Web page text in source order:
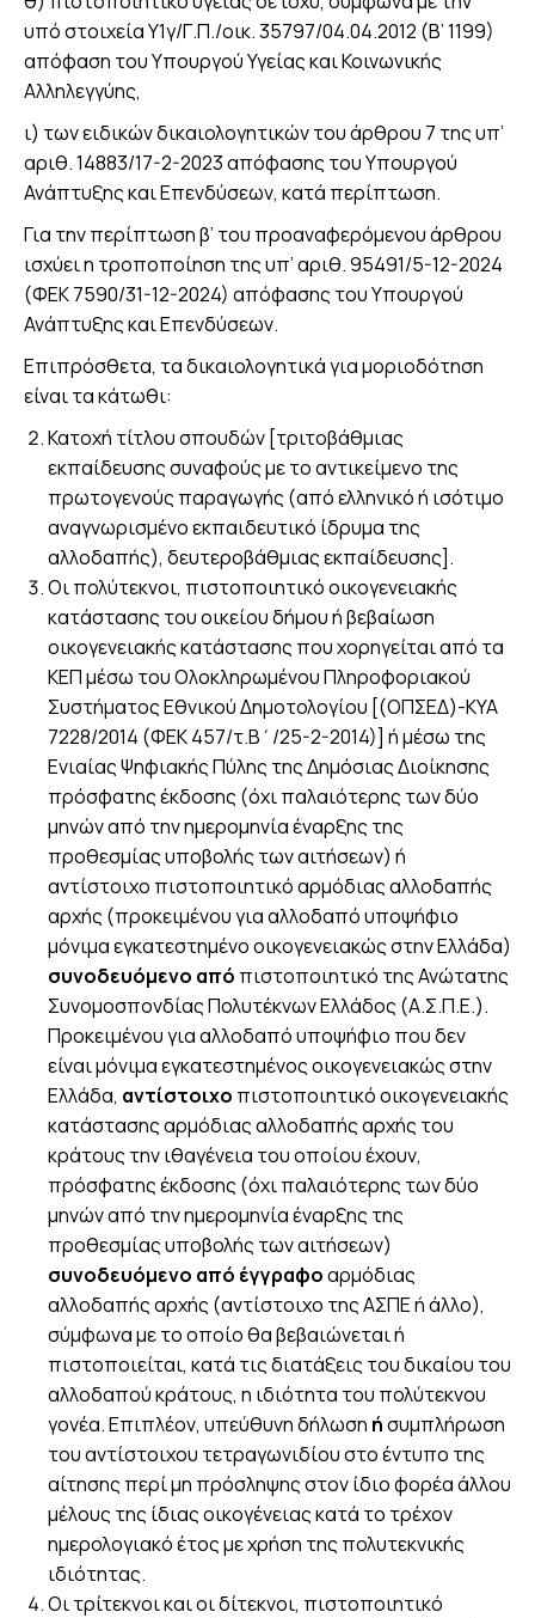
υπό στοιχεία Υ1γ/Γ.Π./οικ. 35797/04.04.2012 (Β’ 1199)
απόφαση του Υπουργού Υγείας και Κοινωνικής
Αλληλεγγύης,
ι) των ειδικών δικαιολογητικών του άρθρου 7 της υπ’
αριθ. 14883/17-2-2023 απόφασης του Υπουργού
Ανάπτυξης και Επενδύσεων, κατά περίπτωση.
Για την περίπτωση β’ του προαναφερόμενου άρθρου
ισχύει η τροποποίηση της υπ’ αριθ. 95491/5-12-2024
(ΦΕΚ 7590/31-12-2024) απόφασης του Υπουργού
Ανάπτυξης και Επενδύσεων.
Επιπρόσθετα, τα δικαιολογητικά για μοριοδότηση
είναι τα κάτωθι:
Κατοχή τίτλου σπουδών [τριτοβάθμιας
εκπαίδευσης συναφούς με το αντικείμενο της
πρωτογενούς παραγωγής (από ελληνικό ή ισότιμο
αναγνωρισμένο εκπαιδευτικό ίδρυμα της
αλλοδαπής), δευτεροβάθμιας εκπαίδευσης].
Οι πολύτεκνοι, πιστοποιητικό οικογενειακής
κατάστασης του οικείου δήμου ή βεβαίωση
οικογενειακής κατάστασης που χορηγείται από τα
ΚΕΠ μέσω του Ολοκληρωμένου Πληροφοριακού
Συστήματος Εθνικού Δημοτολογίου [(ΟΠΣΕΔ)-ΚΥΑ
7228/2014 (ΦΕΚ 457/τ.Β΄/25-2-2014)] ή μέσω της
Ενιαίας Ψηφιακής Πύλης της Δημόσιας Διοίκησης
πρόσφατης έκδοσης (όχι παλαιότερης των δύο
μηνών από την ημερομηνία έναρξης της
προθεσμίας υποβολής των αιτήσεων) ή
αντίστοιχο πιστοποιητικό αρμόδιας αλλοδαπής
αρχής (προκειμένου για αλλοδαπό υποψήφιο
μόνιμα εγκατεστημένο οικογενειακώς στην Ελλάδα)
συνοδευόμενο από πιστοποιητικό της Ανώτατης
Συνομοσπονδίας Πολυτέκνων Ελλάδος (Α.Σ.Π.Ε.).
Προκειμένου για αλλοδαπό υποψήφιο που δεν
είναι μόνιμα εγκατεστημένος οικογενειακώς στην
Ελλάδα, αντίστοιχο πιστοποιητικό οικογενειακής
κατάστασης αρμόδιας αλλοδαπής αρχής του
κράτους την ιθαγένεια του οποίου έχουν,
πρόσφατης έκδοσης (όχι παλαιότερης των δύο
μηνών από την ημερομηνία έναρξης της
προθεσμίας υποβολής των αιτήσεων)
συνοδευόμενο από έγγραφοαρμόδιας
αλλοδαπής αρχής (αντίστοιχο της ΑΣΠΕ ή άλλο),
σύμφωνα με το οποίο θα βεβαιώνεται ή
πιστοποιείται, κατά τις διατάξεις του δικαίου του
αλλοδαπού κράτους, η ιδιότητα του πολύτεκνου
γονέα. Επιπλέον, υπεύθυνη δήλωση ήσυμπλήρωση
του αντίστοιχου τετραγωνιδίου στο έντυπο της
αίτησης περί μη πρόσληψης στον ίδιο φορέα άλλου
μέλους της ίδιας οικογένειας κατά το τρέχον
ημερολογιακό έτος με χρήση της πολυτεκνικής
ιδιότητας.
Οι τρίτεκνοι και οι δίτεκνοι, πιστοποιητικό